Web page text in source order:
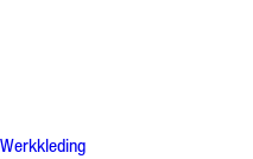
Werkkleding